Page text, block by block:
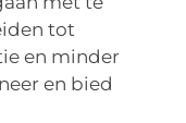
tot
en minder
en bied